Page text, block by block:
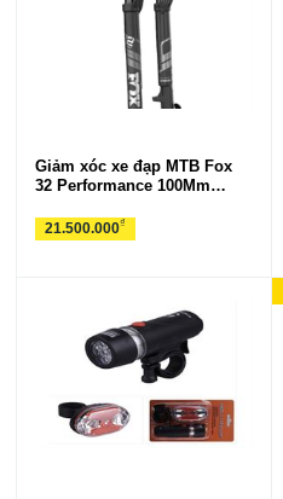
Giảm xóc xe đạp MTB Fox
32 Performance 100Mm
21.500.000₫